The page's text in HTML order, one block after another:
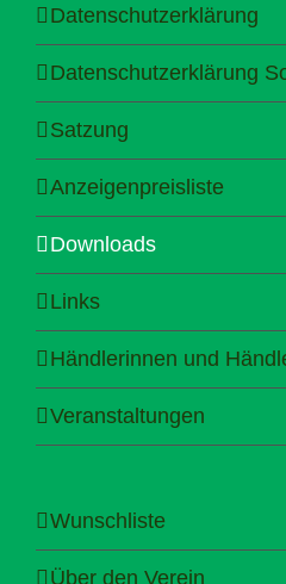
Datenschutzerklärung
Datenschutzerklärung
Satzung
Anzeigenpreisliste
Downloads
Links
Händlerinnen und
Veranstaltungen
Wunschliste
Über den Verein